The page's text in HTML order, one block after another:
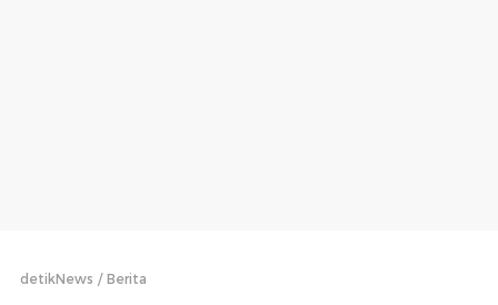
detikNews Berita